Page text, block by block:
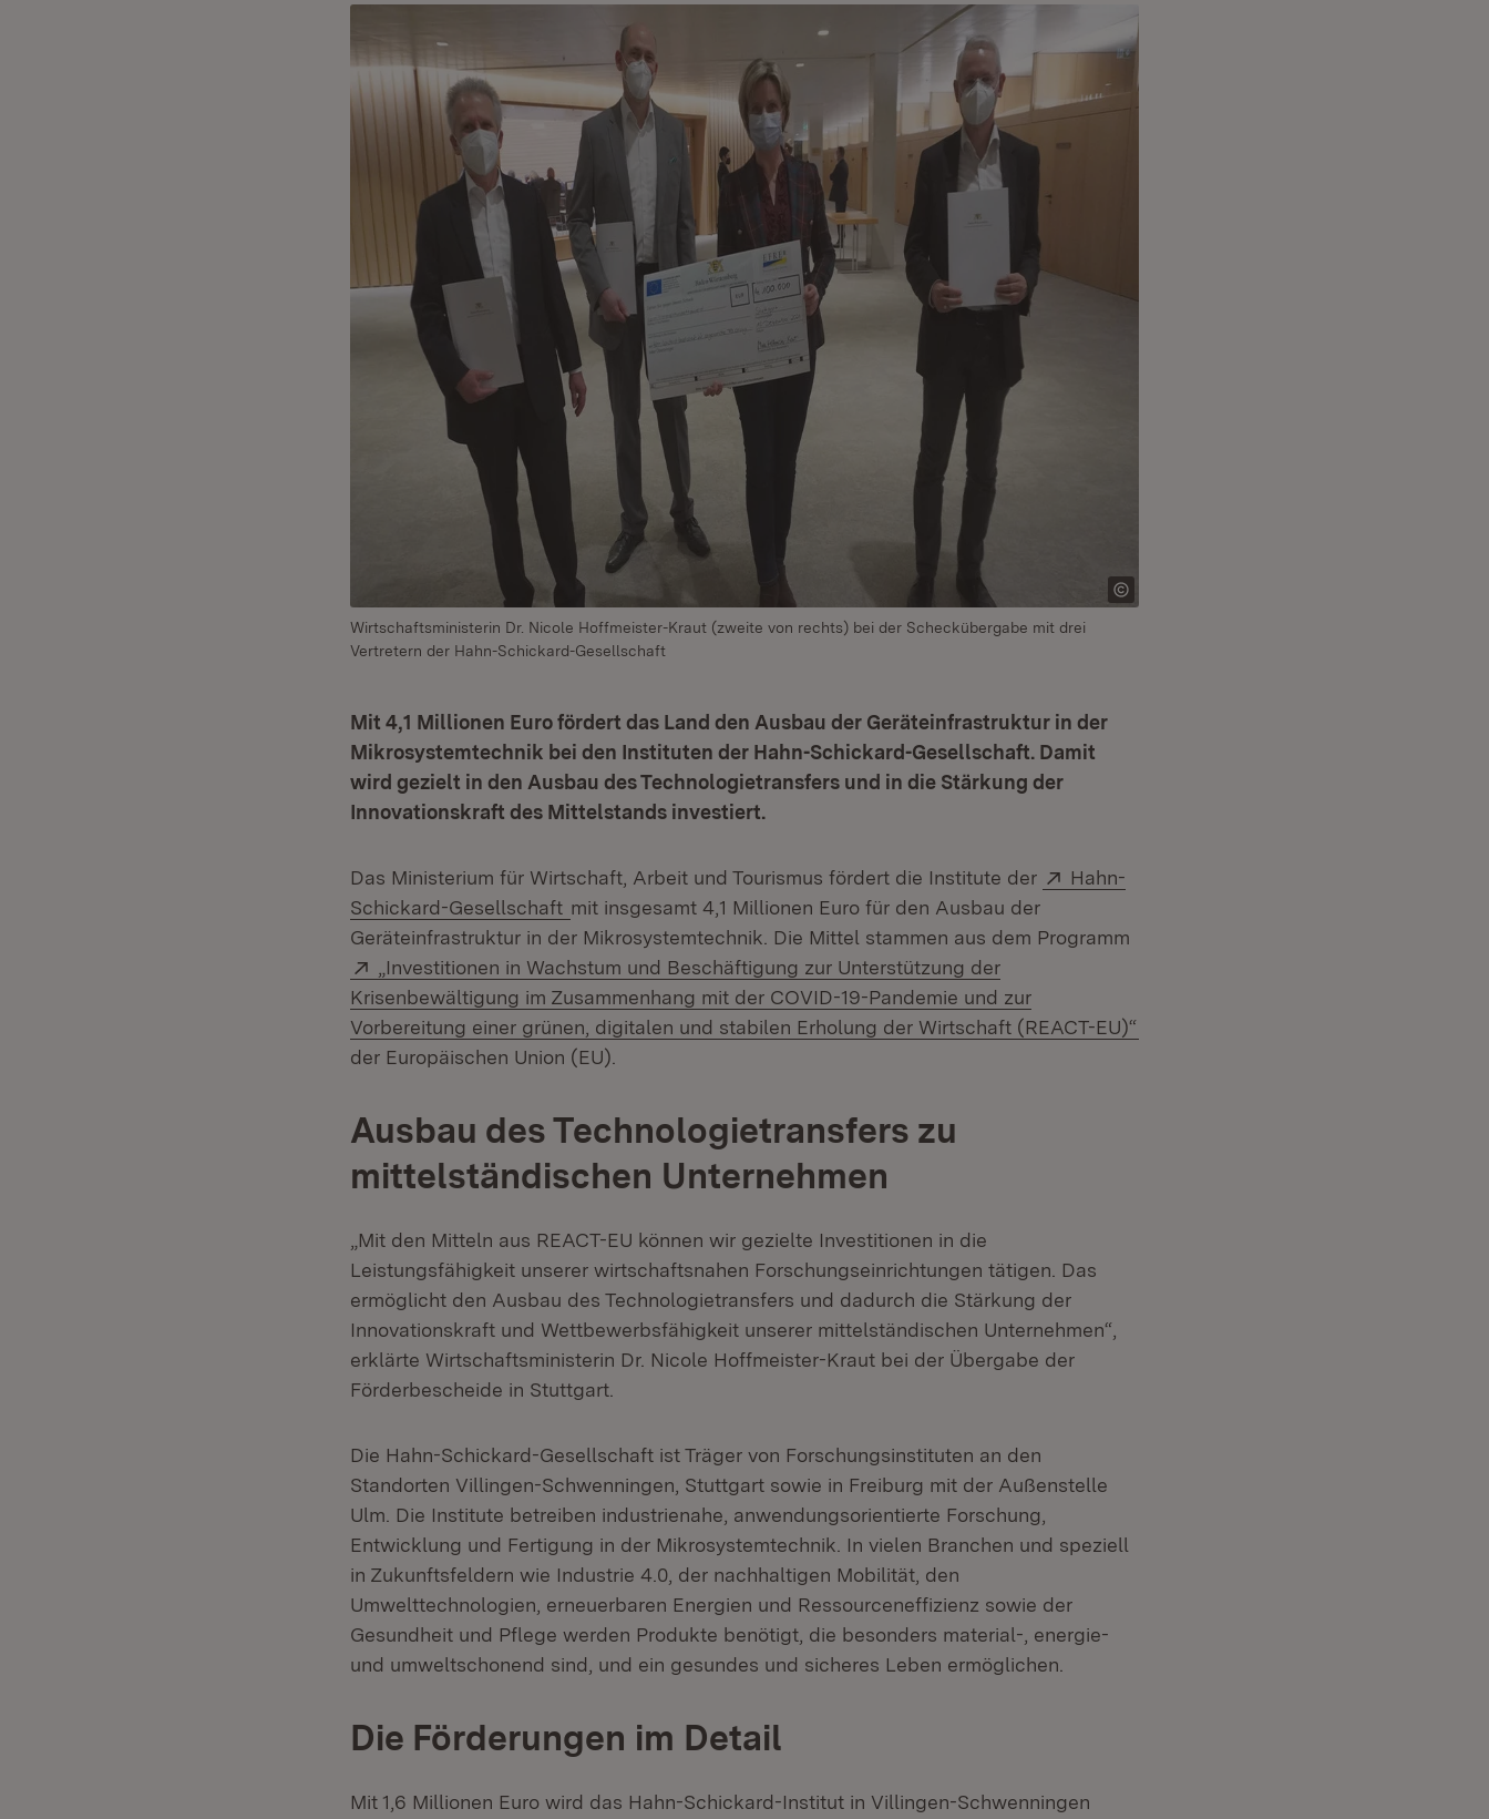
Wirtschaftsministerin Dr. Nicole Hoffmeister-Kraut (zweite von rechts) bei der Scheckübergabe mit drei
Vertretern der Hahn-Schickard-Gesellschaft
Mit 4,1 Millionen Euro fördert das Land den Ausbau der Geräteinfrastruktur in der
Mikrosystemtechnik bei den Instituten der Hahn-Schickard-Gesellschaft. Damit
wird gezielt in den Ausbau des Technologietransfers und in die Stärkung der
Innovationskraft des Mittelstands investiert.
Das Ministerium für Wirtschaft, Arbeit und Tourismus fördert die Institute der Extern:
Hahn-
Schickard-Gesellschaft (Öffnet in neuem Fenster)
mit insgesamt 4,1 Millionen Euro für den Ausbau der
Geräteinfrastruktur in der Mikrosystemtechnik. Die Mittel stammen aus dem Programm
Extern:
„Investitionen in Wachstum und Beschäftigung zur Unterstützung der
Krisenbewältigung im Zusammenhang mit der COVID-19-Pandemie und zur
Vorbereitung einer grünen, digitalen und stabilen Erholung der Wirtschaft (REACT-EU)“
der Europäischen Union (EU).
Ausbau des Technologietransfers zu
mittelständischen Unternehmen
„Mit den Mitteln aus REACT-EU können wir gezielte Investitionen in die
Leistungsfähigkeit unserer wirtschaftsnahen Forschungseinrichtungen tätigen. Das
ermöglicht den Ausbau des Technologietransfers und dadurch die Stärkung der
Innovationskraft und Wettbewerbsfähigkeit unserer mittelständischen Unternehmen“,
erklärte Wirtschaftsministerin Dr. Nicole Hoffmeister-Kraut bei der Übergabe der
Förderbescheide in Stuttgart.
Die Hahn-Schickard-Gesellschaft ist Träger von Forschungsinstituten an den
Standorten Villingen-Schwenningen, Stuttgart sowie in Freiburg mit der Außenstelle
Ulm. Die Institute betreiben industrienahe, anwendungsorientierte Forschung,
Entwicklung und Fertigung in der Mikrosystemtechnik. In vielen Branchen und speziell
in Zukunftsfeldern wie Industrie 4.0, der nachhaltigen Mobilität, den
Umwelttechnologien, erneuerbaren Energien und Ressourceneffizienz sowie der
Gesundheit und Pflege werden Produkte benötigt, die besonders material-, energie-
und umweltschonend sind, und ein gesundes und sicheres Leben ermöglichen.
Die Förderungen im Detail
Mit 1,6 Millionen Euro wird das Hahn-Schickard-Institut in Villingen-Schwenningen